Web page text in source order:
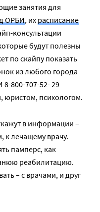
занятия для
ОРБИ, ихрасписание
консультации
будут полезны
по скайпу показать
из любого города
800-707-52- 29
юристом, психологом.
в информации –
к лечащему врачу.
памперс, как
реабилитацию.
– с врачами, и друг